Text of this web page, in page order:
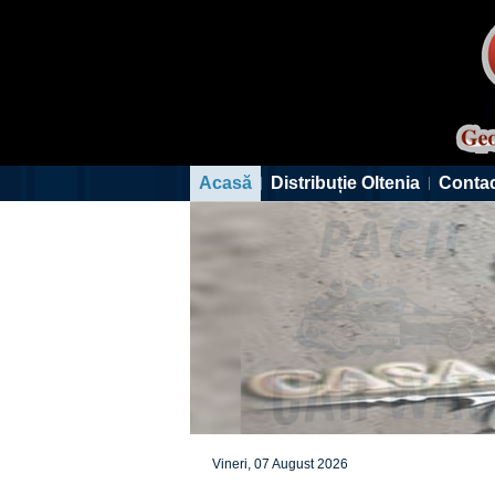
Acasă Distribuție Oltenia
Vineri, 07 August 2026